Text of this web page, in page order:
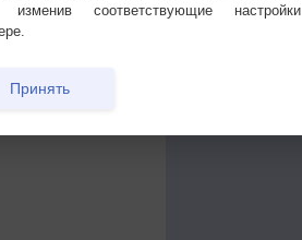
соответствующие настройки
Принять